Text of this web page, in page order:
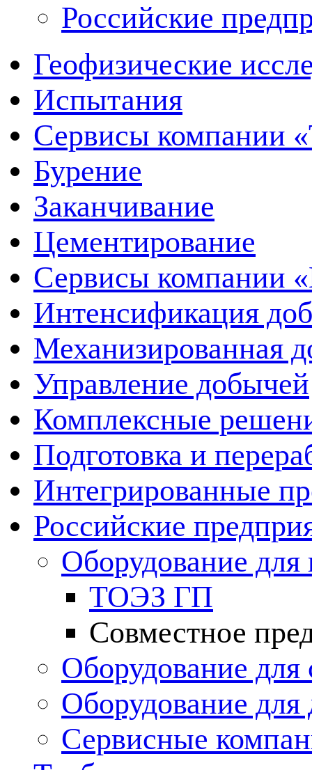
Российские
Геофизические
Испытания
Сервисы компании
Бурение
Заканчивание
Цементирование
Сервисы компании
Интенсификация
Механизированная
Управление добычей
Комплексные
Подготовка и
Интегрированные
Российские
Оборудование для
ТОЭЗ ГП
Совместное
Оборудование для
Оборудование
Сервисные